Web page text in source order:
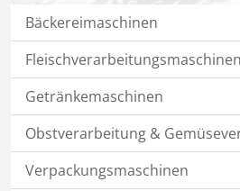
Bäckereimaschinen
Fleischverarbeitungsmaschinen
Getränkemaschinen
Obstverarbeitung &
Verpackungsmaschinen